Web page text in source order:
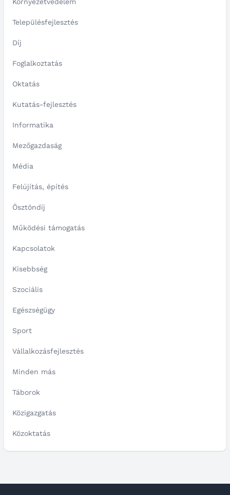
Településfejlesztés
Díj
Foglalkoztatás
Oktatás
Kutatás-fejlesztés
Informatika
Mezőgazdaság
Média
Felújítás, építés
Ösztöndíj
Működési támogatás
Kapcsolatok
Kisebbség
Szociális
Egészségügy
Sport
Vállalkozásfejlesztés
Minden más
Táborok
Közigazgatás
Közoktatás